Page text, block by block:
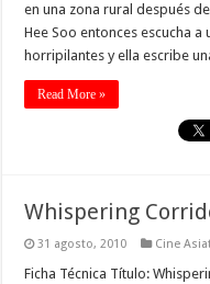
en una zona rural después
Hee Soo entonces escucha
horripilantes y ella escribe
Read More »
Whispering
31 agosto, 2010 Cine
Ficha Técnica Título: